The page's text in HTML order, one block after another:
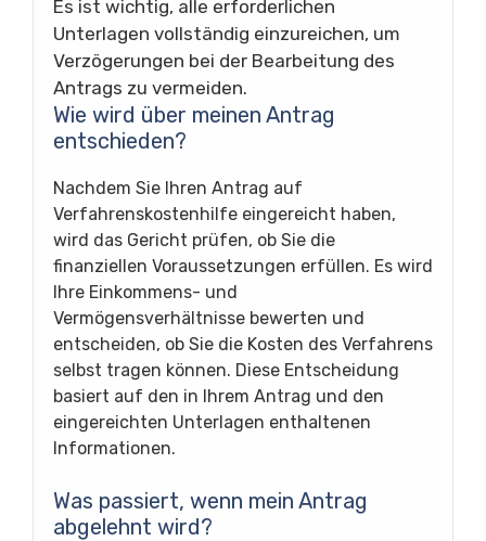
Es ist wichtig, alle erforderlichen
Unterlagen vollständig einzureichen, um
Verzögerungen bei der Bearbeitung des
Antrags zu vermeiden.
Wie wird über meinen Antrag
entschieden?
Nachdem Sie Ihren Antrag auf
Verfahrenskostenhilfe eingereicht haben,
wird das Gericht prüfen, ob Sie die
finanziellen Voraussetzungen erfüllen. Es wird
Ihre Einkommens- und
Vermögensverhältnisse bewerten und
entscheiden, ob Sie die Kosten des Verfahrens
selbst tragen können. Diese Entscheidung
basiert auf den in Ihrem Antrag und den
eingereichten Unterlagen enthaltenen
Informationen.
Was passiert, wenn mein Antrag
abgelehnt wird?